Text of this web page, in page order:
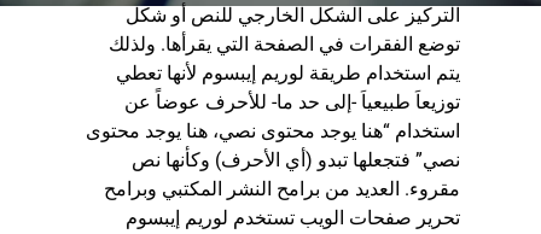
التركيز على الشكل الخارجي للنص أو شكل
توضع الفقرات في الصفحة التي يقرأها. ولذلك
يتم استخدام طريقة لوريم إيبسوم لأنها تعطي
توزيعاَ طبيعياَ -إلى حد ما- للأحرف عوضاً عن
استخدام “هنا يوجد محتوى نصي، هنا يوجد محتوى
نصي” فتجعلها تبدو (أي الأحرف) وكأنها نص
مقروء. العديد من برامح النشر المكتبي وبرامح
تحرير صفحات الويب تستخدم لوريم إيبسوم